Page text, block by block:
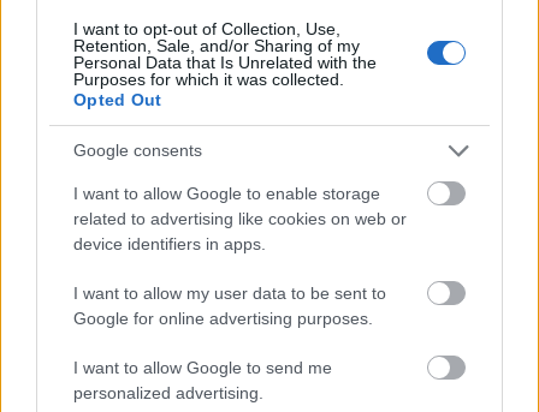
I want to opt-out of Collection, Use,
Retention, Sale, and/or Sharing of my
Personal Data that Is Unrelated with the
Purposes for which it was collected.
Opted Out
Google consents
I want to allow Google to enable storage
related to advertising like cookies on web or
device identifiers in apps.
I want to allow my user data to be sent to
Google for online advertising purposes.
I want to allow Google to send me
personalized advertising.
a kérdést már a rész elején felteszi. Az epizódra a
már megszokott hihetetlen minőség jellemző. A
Trónok harca kapcsán jogos az észrevétel, hogy
technikai szempontból a sorozatok utolérték
mozifilmeket. Ebben a részben ugyan elmaradnak a
nagy csaták, véres összecsapások, de a legtöbb
sereg elfoglalja pozícióját és készül az
összecsapásra. Míg a déliek még a saját
problémáikkal vannak elfoglalva, addig az északiak
számítanak, ha a Mások átjutnak a Falon.
nyugodt részben is megtudtunk. Cersei Királyvárba
hívatta Jont, hogy esküdjön fel neki, bár ezt